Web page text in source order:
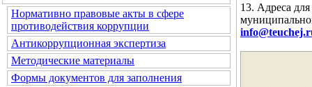
Нормативно правовые акты в сфере
противодействия коррупции
Антикоррупционная экспертиза
Методические материалы
Формы документов для заполнения
13. Адреса